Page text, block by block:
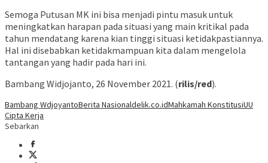
Semoga Putusan MK ini bisa menjadi pintu masuk untuk
meningkatkan harapan pada situasi yang main kritikal pada
tahun mendatang karena kian tinggi situasi ketidakpastiannya.
Hal ini disebabkan ketidakmampuan kita dalam mengelola
tantangan yang hadir pada hari ini.
Bambang Widjojanto, 26 November 2021. (rilis/red).
Bambang WdjoyantoBerita Nasionaldelik.co.idMahkamah KonstitusiUU
Cipta Kerja
Sebarkan